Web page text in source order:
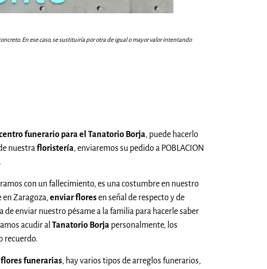
En ese caso, se sustituiría por otra de igual o mayor valor intentando
funerario para el Tanatorio Borja, puede hacerlo
nuestrafloristería, enviaremos su pedido a POBLACION
con un fallecimiento, es una costumbre en nuestro
en Zaragoza, enviar floresen señal de respecto y de
de enviar nuestro pésame a la familia para hacerle saber
acudir al Tanatorio Borja personalmente, los
recuerdo.
funerarias, hay varios tipos de arreglos funerarios,